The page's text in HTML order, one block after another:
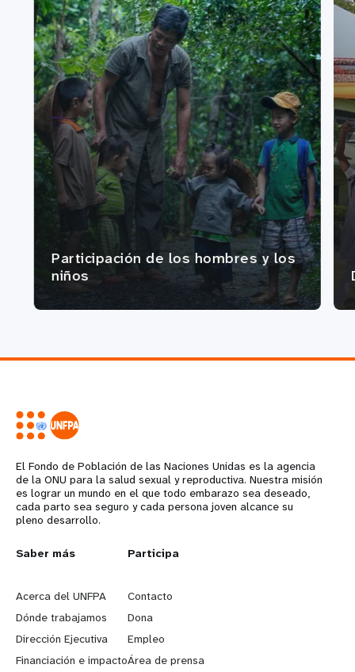
Participación de los hombres y los
niños
El Fondo de Población de las Naciones Unidas es la agencia
de la ONU para la salud sexual y reproductiva. Nuestra misión
es lograr un mundo en el que todo embarazo sea deseado,
cada parto sea seguro y cada persona joven alcance su
pleno desarrollo.
L
e
a
r
Saber más
Acerca del UNFPA
Dónde trabajamos
Dirección Ejecutiva
Financiación e impacto
G
o
b
e
Participa
Contacto
Dona
Empleo
Área de prensa